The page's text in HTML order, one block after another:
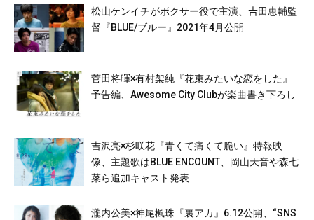
松山ケンイチがボクサー役で主演、𠮷田恵輔監
督『BLUE/ブルー』2021年4月公開
菅田将暉×有村架純『花束みたいな恋をした』
予告編、Awesome City Clubが楽曲書き下ろし
吉沢亮×杉咲花『青くて痛くて脆い』特報映
像、主題歌はBLUE ENCOUNT、岡山天音や森七
菜ら追加キャスト発表
瀧内公美×神尾楓珠『裏アカ』6.12公開、“SNS